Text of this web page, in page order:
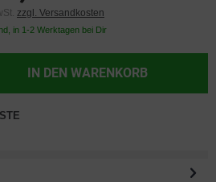
zzgl. Versandkosten
in 1-2 Werktagen bei Dir
IN DEN WARENKORB